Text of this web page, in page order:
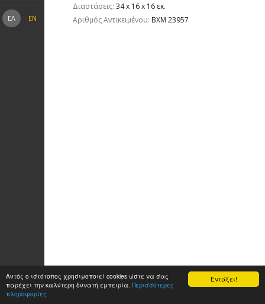
Εντάξει!
Αυτός ο ιστότοπος χρησιμοποιεί cookies ώστε να σας
παρέχει την καλύτερη δυνατή εμπειρία. Περισσότερες
πληροφορίες
ΕΛ EN
Διαστάσεις: 34 x 16 x 16 εκ.
Aριθμός Αντικειμένου: ΒΧΜ 23957